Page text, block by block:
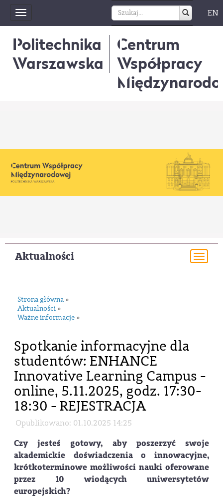
Toggle
navigation
EN
Politechnika
Warszawska
Centrum
Współpracy
Aktualności
Strona główna »
Aktualności »
Ważne informacje »
Spotkanie informacyjne dla
studentów: ENHANCE
Innovative Learning Campus -
online, 5.11.2025, godz. 17:30-
18:30 - REJESTRACJA
Opublikowano: 01.10.2025 14:25
Czy jesteś gotowy, aby poszerzyć swoje
akademickie doświadczenia o innowacyjne,
krótkoterminowe możliwości nauki oferowane
przez 10 wiodących uniwersytetów
europejskich?